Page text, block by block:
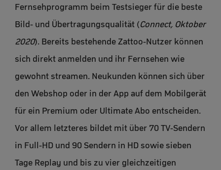
Fernsehprogramm beim Testsieger für die beste
Bild- und Übertragungsqualität (Connect, Oktober
2020). Bereits bestehende Zattoo-Nutzer können
sich direkt anmelden und ihr Fernsehen wie
gewohnt streamen. Neukunden können sich über
den Webshop oder in der App auf dem Mobilgerät
für ein Premium oder Ultimate Abo entscheiden.
Vor allem letzteres bildet mit über 70 TV-Sendern
in Full-HD und 90 Sendern in HD sowie sieben
Tage Replay und bis zu vier gleichzeitigen